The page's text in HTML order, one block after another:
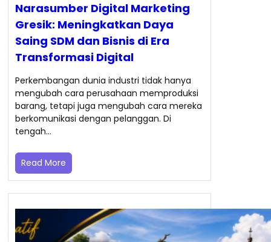
Narasumber Digital Marketing
Gresik: Meningkatkan Daya
Saing SDM dan Bisnis di Era
Transformasi Digital
Perkembangan dunia industri tidak hanya
mengubah cara perusahaan memproduksi
barang, tetapi juga mengubah cara mereka
berkomunikasi dengan pelanggan. Di
tengah…
Read More